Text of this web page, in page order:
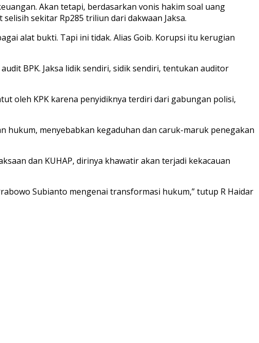
Akan tetapi, berdasarkan vonis hakim soal uang
sekitar Rp285 triliun dari dakwaan Jaksa.
alat bukti. Tapi ini tidak. Alias Goib. Korupsi itu kerugian
BPK. Jaksa lidik sendiri, sidik sendiri, tentukan auditor
oleh KPK karena penyidiknya terdiri dari gabungan polisi,
hukum, menyebabkan kegaduhan dan caruk-maruk penegakan
dan KUHAP, dirinya khawatir akan terjadi kekacauan
Subianto mengenai transformasi hukum,” tutup R Haidar